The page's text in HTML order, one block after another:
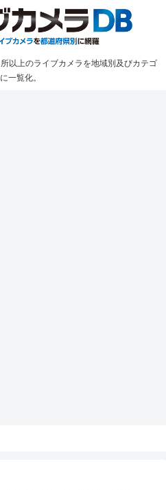
以上のライブカメラを地域別及びカテゴ
一覧化。